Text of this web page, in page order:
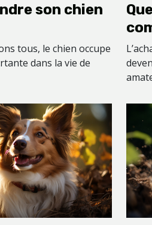
son chien
tous, le chien occupe
dans la vie de
?